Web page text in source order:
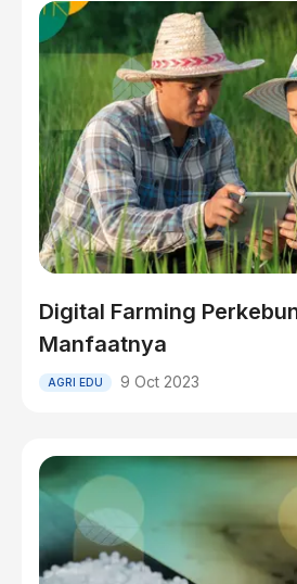
Digital Farming
Manfaatnya
AGRI EDU 9 Oct 2023